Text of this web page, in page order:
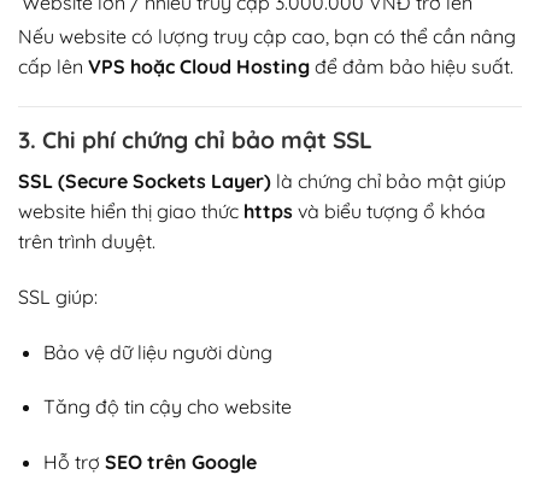
Nếu website có lượng truy cập cao, bạn có thể cần nâng
cấp lên VPS hoặc Cloud Hosting để đảm bảo hiệu suất.
3. Chi phí chứng chỉ bảo mật SSL
SSL (Secure Sockets Layer) là chứng chỉ bảo mật giúp
website hiển thị giao thức https và biểu tượng ổ khóa
trên trình duyệt.
SSL giúp:
Bảo vệ dữ liệu người dùng
Tăng độ tin cậy cho website
Hỗ trợ SEO trên Google